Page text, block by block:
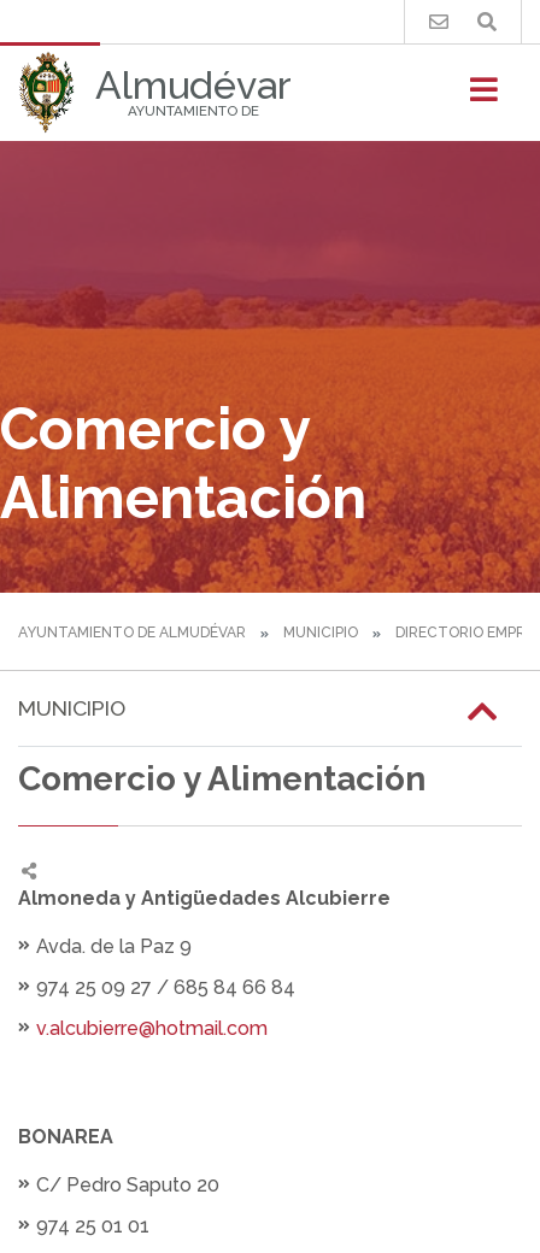
Almudévar
AYUNTAMIENTO DE
Buscar
Comercio y
Alimentación
AYUNTAMIENTO DE ALMUDÉVAR MUNICIPIO DIRECTORIO
MUNICIPIO
Comercio y Alimentación
Almoneda y Antigüedades Alcubierre
Avda. de la Paz 9
974 25 09 27 / 685 84 66 84
v.alcubierre@hotmail.com
BONAREA
C/ Pedro Saputo 20
974 25 01 01